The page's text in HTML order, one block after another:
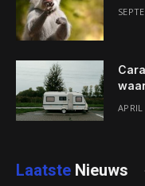
Laatste Nieuws